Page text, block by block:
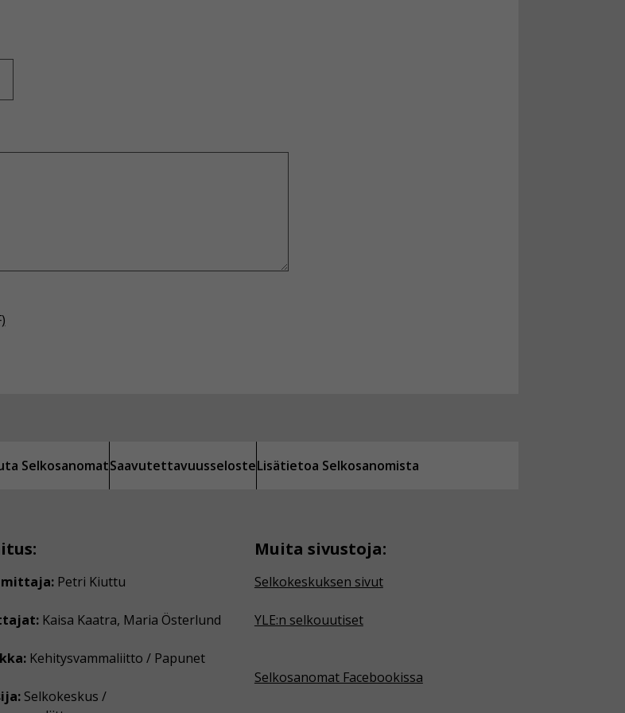
SelkosanomatSaavutettavuusselosteLisätietoa Selkosanomista
Petri Kiuttu
Kaisa Kaatra, Maria Österlund
Kehitysvammaliitto / Papunet
Selkokeskus /
Muita sivustoja:
Selkokeskuksen sivut
YLE:n selkouutiset
Selkosanomat Facebookissa